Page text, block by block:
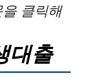
클릭해
대출